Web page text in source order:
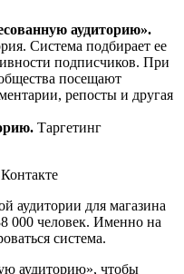
аудиторию».
Система подбирает ее
подписчиков. При
посещают
репосты и другая
Таргетинг
аудитории для магазина
000 человек. Именно на
система.
аудиторию», чтобы